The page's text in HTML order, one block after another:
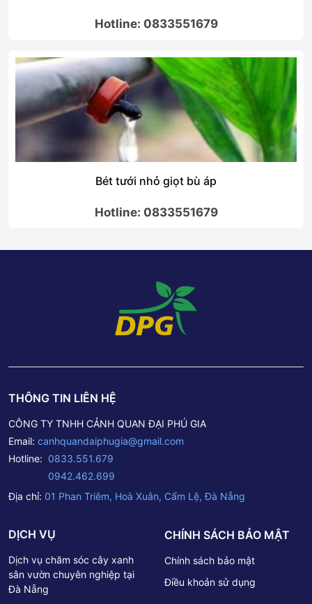
Hotline: 0833551679
Bét tưới nhỏ giọt bù áp
Hotline: 0833551679
THÔNG TIN LIÊN HỆ
CÔNG TY TNHH CẢNH QUAN ĐẠI PHÚ GIA
Email: canhquandaiphugia@gmail.com
Hotline: 0833.551.679
0942.462.699
Địa chỉ: 01 Phan Triêm, Hoà Xuân, Cẩm Lệ, Đà Nẵng
DỊCH VỤ
Dịch vụ chăm sóc cây xanh
sân vườn chuyên nghiệp tại
Đà Nẵng
CHÍNH SÁCH BẢO MẬT
Chính sách bảo mật
Điều khoản sử dụng